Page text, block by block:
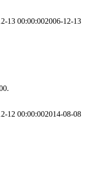
13 00:00:002006-12-13
12 00:00:002014-08-08